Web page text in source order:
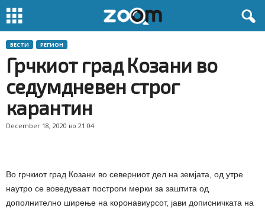
ВЕСТИ РЕГИОН
Грчкиот град Козани во
седумдневен строг
карантин
December 18, 2020 во 21:04
Во грчкиот град Козани во северниот дел на земјата, од утре
наутро се воведуваат построги мерки за заштита од
дополнително ширење на коронавиурсот, јави дописничката на